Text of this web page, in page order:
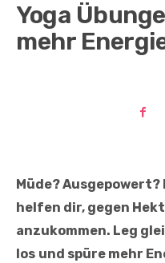
Yoga
mehr
Müde? Ausgepowert?
helfen dir, gegen
anzukommen. Leg
los und spüre mehr